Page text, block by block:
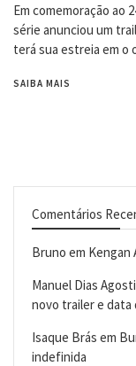
Em comemoração ao
série anunciou um
terá sua estreia em o
SAIBA MAIS
Comentários
Bruno em Kengan
Manuel Dias
novo trailer e data
Isaque Brás em
indefinida